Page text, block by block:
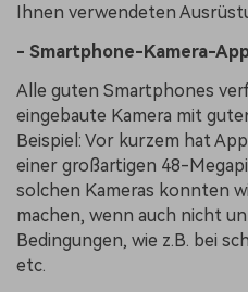
Ihnen verwendeten
- Smartphone-Kamera-
Alle guten Smartphones
eingebaute Kamera mit
Beispiel: Vor kurzem hat
einer großartigen 48-
solchen Kameras konnten
machen, wenn auch nicht
Bedingungen, wie z.B. bei
etc.